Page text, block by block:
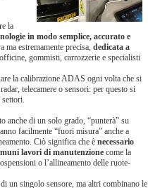
la
in modo semplice, accurato e
ma estremamente precisa, dedicata a
gommisti, carrozzerie e specialisti
la calibrazione ADAS ogni volta che si
telecamere o sensori: per questo si
anche di un solo grado, “punterà” su
facilmente “fuori misura” anche a
Ciò significa che è necessario
lavori di manutenzione come la
o l’allineamento delle ruote-
un singolo sensore, ma altri combinano le